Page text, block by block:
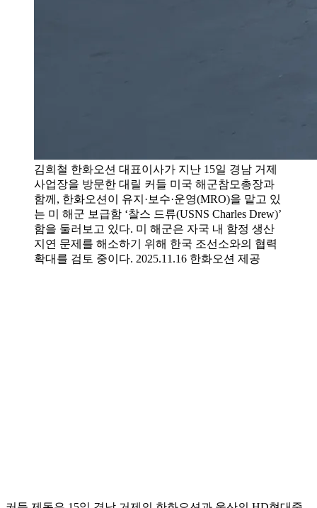
김희철 한화오션 대표이사가 지난 15일 경남 거제
사업장을 방문한 대릴 커들 미국 해군참모총장과
함께, 한화오션이 유지·보수·운영(MRO)을 맡고 있
는 미 해군 보급함 ‘찰스 드류(USNS Charles Drew)’
함을 둘러보고 있다. 미 해군은 자국 내 함정 생산
지연 문제를 해소하기 위해 한국 조선소와의 협력
확대를 검토 중이다. 2025.11.16 한화오션 제공